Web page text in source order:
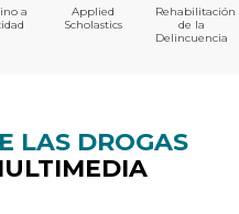
a
Applied
Scholastics
Rehabilitación
de la
Delincuencia
LAS DROGAS